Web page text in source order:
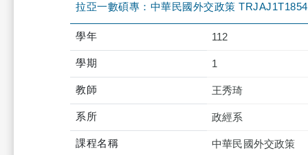
拉亞一數碩專：中華民國外交政策
學年 112
學期 1
教師 王秀琦
系所 政經系
課程名稱 中華民國外交政策